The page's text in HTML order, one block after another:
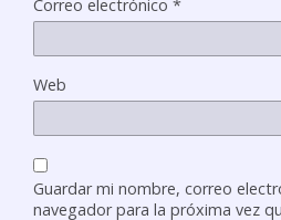
Correo electrónico *
Web
Guardar mi nombre, correo
navegador para la próxima vez